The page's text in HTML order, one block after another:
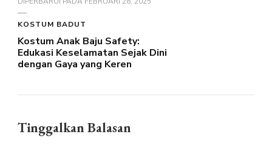
KOSTUM BADUT
Kostum Anak Baju Safety:
Edukasi Keselamatan Sejak Dini
dengan Gaya yang Keren
Tinggalkan Balasan